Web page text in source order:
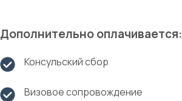
Дополнительно оплачивается:
Консульский сбор
Визовое сопровождение